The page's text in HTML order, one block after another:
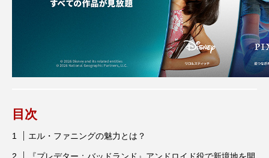
アン・ハサウェイ
アンジェリーナ・ジョリー アンセル・エルゴート
目次
エル・ファニングの魅力とは？
『プレデター：バッドランド』アンドロイド役で新境地を開